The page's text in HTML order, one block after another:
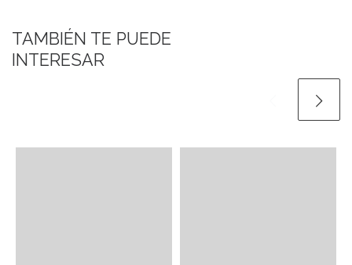
TAMBIÉN TE PUEDE
INTERESAR